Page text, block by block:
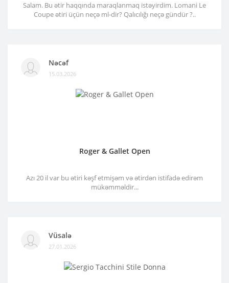
Salam. Bu ətir haqqında maraqlanmaq istəyirdim. Lomani Le
Coupe ətiri üçün neçə ml-dir? Qalıcılığı neçə gündür ?..
Nəcəf
15.03.2026
Roger & Gallet Open
Azı 20 il var bu ətiri kəşf etmişəm və ətirdən istifadə edirəm
mükəmməldir...
Vüsalə
27.01.2026